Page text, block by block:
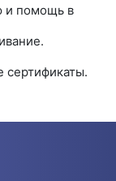
и помощь в
сертификаты.